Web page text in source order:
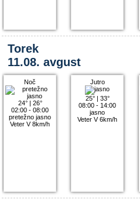
Torek
11.08. avgust
Noč
24°| 26°
02:00 - 08:00
pretežno jasno
Veter V 8km/h
Jutro
25°| 33°
08:00 - 14:00
jasno
Veter V 6km/h